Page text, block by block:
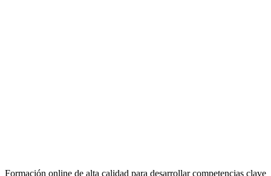
Formación online de alta calidad para desarrollar competencias clave